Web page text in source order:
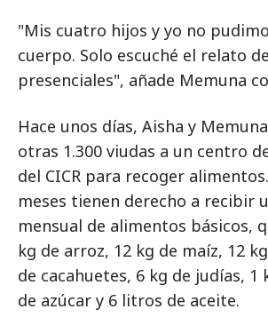
"Mis cuatro hijos y yo no
cuerpo. Solo escuché el relato
presenciales", añade Memuna
Hace unos días, Aisha y
otras 1.300 viudas a un centro
del CICR para recoger
meses tienen derecho a recibir
mensual de alimentos básicos,
kg de arroz, 12 kg de maíz, 12
de cacahuetes, 6 kg de judías, 1
de azúcar y 6 litros de aceite.